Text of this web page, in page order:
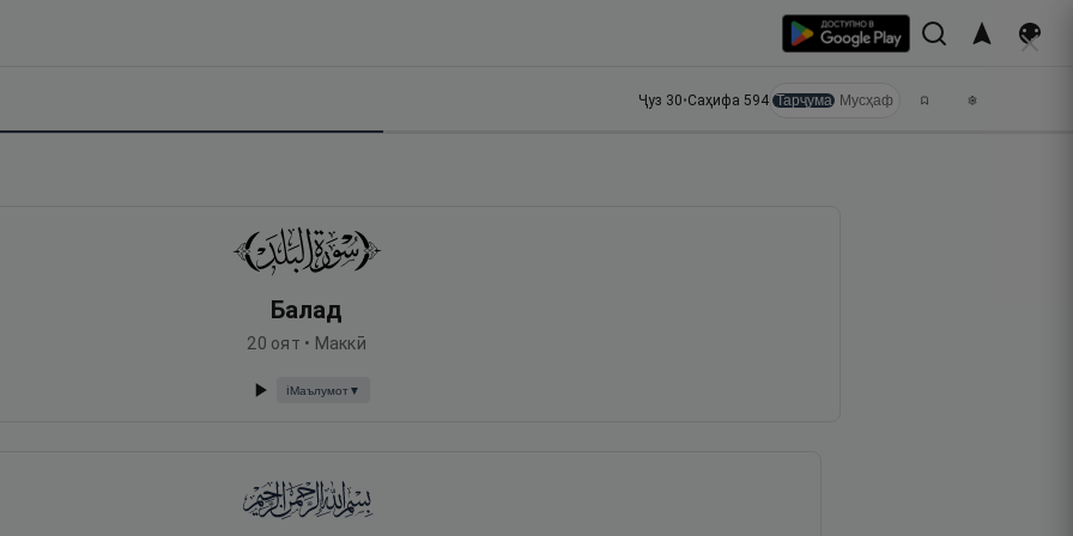
Ҷуз 30•Саҳифа 594 Тарҷума Мусҳаф
Балад
20 оят • Маккӣ
ℹ️Маълумот▼